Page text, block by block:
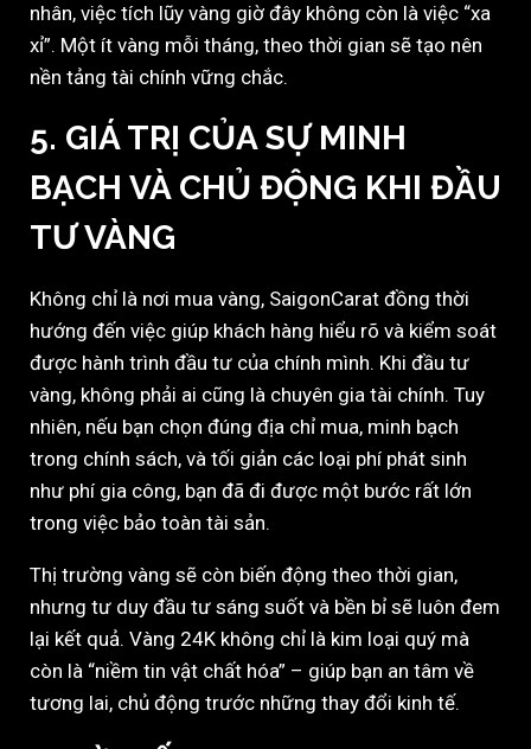
nhân, việc tích lũy vàng giờ đây không còn là việc “xa
xỉ”. Một ít vàng mỗi tháng, theo thời gian sẽ tạo nên
nền tảng tài chính vững chắc.
5. GIÁ TRỊ CỦA SỰ MINH
BẠCH VÀ CHỦ ĐỘNG KHI ĐẦU
TƯ VÀNG
Không chỉ là nơi mua vàng, SaigonCarat đồng thời
hướng đến việc giúp khách hàng hiểu rõ và kiểm soát
được hành trình đầu tư của chính mình. Khi đầu tư
vàng, không phải ai cũng là chuyên gia tài chính. Tuy
nhiên, nếu bạn chọn đúng địa chỉ mua, minh bạch
trong chính sách, và tối giản các loại phí phát sinh
như phí gia công, bạn đã đi được một bước rất lớn
trong việc bảo toàn tài sản.
Thị trường vàng sẽ còn biến động theo thời gian,
nhưng tư duy đầu tư sáng suốt và bền bỉ sẽ luôn đem
lại kết quả. Vàng 24K không chỉ là kim loại quý mà
còn là “niềm tin vật chất hóa” – giúp bạn an tâm về
tương lai, chủ động trước những thay đổi kinh tế.